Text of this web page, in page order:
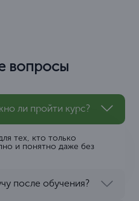
вопросы
ли пройти курс?
тех, кто только
и понятно даже без
после обучения?